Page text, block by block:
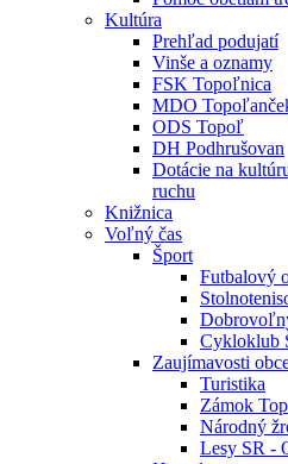
Kultúra
Prehľad podujatí
Vinše a oznamy
FSK Topoľnica
MDO
ODS Topoľ
DH Podhrušovan
Dotácie na
ruchu
Knižnica
Voľný čas
Šport
Futbalový
Cykloklub
Zaujímavosti
Turistika
Zámok
Národný
Lesy SR -